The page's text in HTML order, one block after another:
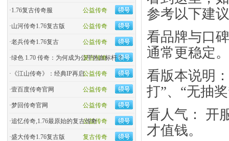
公益传奇
·1.76复古传奇服
公益传奇
·山河传奇1.76复古版
公益传奇
·老兵传奇1.76复古
复古传奇
·绿色 1.70 传奇：为何成为公平热血标杆？
公益传奇
· 《江山传奇》：经典IP再启
公益传奇
·壹百度传奇官网
公益传奇
·梦回传奇官网
公益传奇
·追忆传奇,1.76最原始的复古传奇
复古传奇
·盛大传奇1.76复古版
参考以下建
看品牌与口
通常更稳定
看版本说明
打”、“无抽
看人气：​​ 开
才值钱。